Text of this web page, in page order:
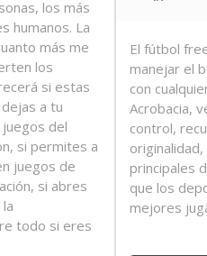
los más
humanos. La
más me
los
si estas
a tu
del
si permites a
juegos de
si abres
todo si eres
El fútbol
manejar el
con
Acrobacia,
control,
principales
que los
mejores